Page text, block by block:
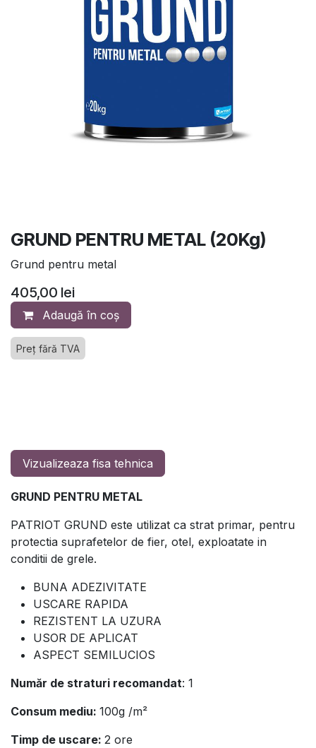
GRUND PENTRU METAL (20Kg)
Grund pentru metal
405,00 lei
Adaugă în coș
Preț fără TVA
Vizualizeaza fisa tehnica
GRUND PENTRU METAL
PATRIOT GRUND este utilizat ca strat primar, pentru
protectia suprafetelor de fier, otel, exploatate in
conditii de grele.
BUNA ADEZIVITATE
USCARE RAPIDA
REZISTENT LA UZURA
USOR DE APLICAT
ASPECT SEMILUCIOS
Număr de straturi recomandat: 1
Consum mediu: 100g /m²
Timp de uscare: 2 ore